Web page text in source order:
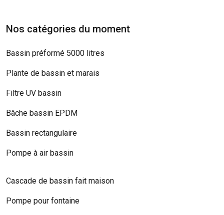
Nos catégories du moment
Bassin préformé 5000 litres
Plante de bassin et marais
Filtre UV bassin
Bâche bassin EPDM
Bassin rectangulaire
Pompe à air bassin
Cascade de bassin fait maison
Pompe pour fontaine